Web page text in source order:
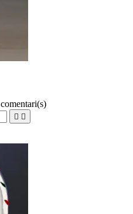
comentari(s)
 